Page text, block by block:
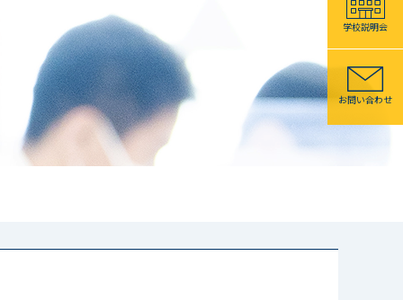
学校説明会
お問い合わせ